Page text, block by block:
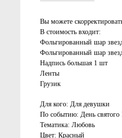
Вы можете
В стоимость входит:
Фольгированный шар
Фольгированный шар
Надпись большая 1 шт
Ленты
Грузик
Для кого: Для девушки
По событию: День святого
Тематика: Любовь
Цвет: Красный